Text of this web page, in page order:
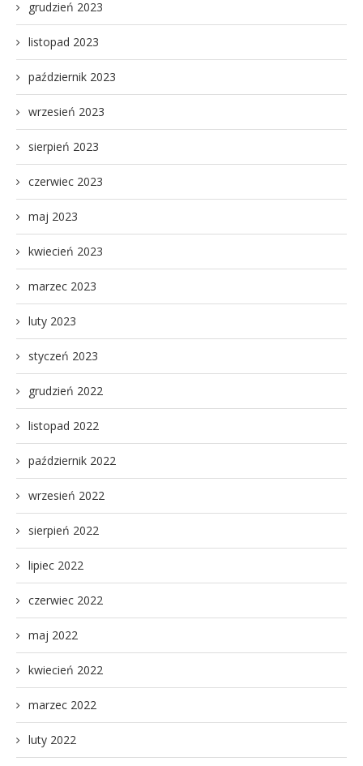
grudzień 2023
listopad 2023
październik 2023
wrzesień 2023
sierpień 2023
czerwiec 2023
maj 2023
kwiecień 2023
marzec 2023
luty 2023
styczeń 2023
grudzień 2022
listopad 2022
październik 2022
wrzesień 2022
sierpień 2022
lipiec 2022
czerwiec 2022
maj 2022
kwiecień 2022
marzec 2022
luty 2022